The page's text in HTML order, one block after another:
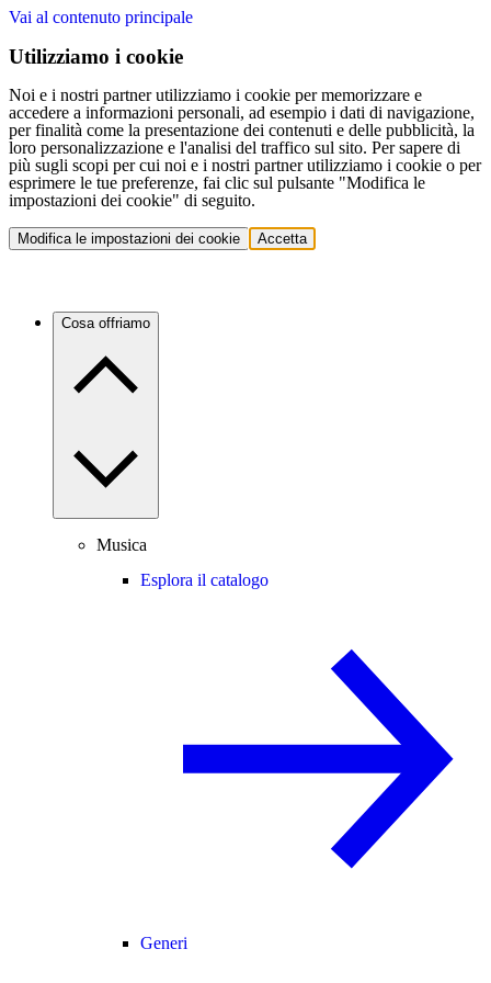
Vai al contenuto principale
Utilizziamo i cookie
Noi e i nostri partner utilizziamo i cookie per memorizzare e
accedere a informazioni personali, ad esempio i dati di navigazione,
per finalità come la presentazione dei contenuti e delle pubblicità, la
loro personalizzazione e l'analisi del traffico sul sito. Per sapere di
più sugli scopi per cui noi e i nostri partner utilizziamo i cookie o per
esprimere le tue preferenze, fai clic sul pulsante "Modifica le
impostazioni dei cookie" di seguito.
Modifica le impostazioni dei cookie Accetta
Cosa offriamo
Musica
Esplora il catalogo
Generi